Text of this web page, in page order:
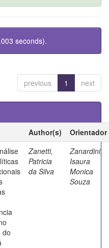
seconds).
previous 1 next
Author(s)
Orientador
do
Zanetti,
Patricia
da Silva
Zanardini,
Isaura
Monica
Souza